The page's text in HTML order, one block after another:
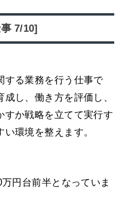
7/10]
する業務を行う仕事で
し、働き方を評価し、
すか戦略を立てて実行す
環境を整えます。
円台前半となっていま